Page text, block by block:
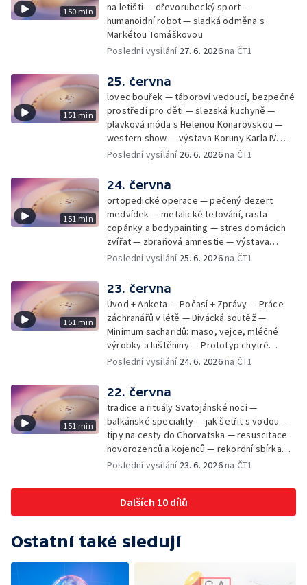
150 min
na letišti — dřevorubecký sport —
humanoidní robot — sladká odměna s
Markétou Tomáškovou
Poslední vysílání 27. 6. 2026na ČT1
151 min
25. června
lovec bouřek — táboroví vedoucí, bezpečné
prostředí pro děti — slezská kuchyně —
plavková móda s Helenou Konarovskou —
western show — výstava Koruny Karla IV. —
mladý lezecký fenomén Josef Šindel
Poslední vysílání 26. 6. 2026na ČT1
151 min
24. června
ortopedické operace — pečený dezert
medvídek — metalické tetování, rasta
copánky a bodypainting — stres domácích
zvířat — zbraňová amnestie — výstava
mikrofotografií rostlin — fenomenální
Poslední vysílání 25. 6. 2026na ČT1
151 min
23. června
Úvod + Anketa — Počasí + Zprávy — Práce
záchranářů v létě — Divácká soutěž —
Minimum sacharidů: maso, vejce, mléčné
výrobky a luštěniny — Prototyp chytré
vložky do bot pro běžce — Anketa +
záchranářů v létě — Divácká soutěž —
Minimum sacharidů: maso, vejce, mléčné
výrobky a luštěniny — Jak se udržet v
kondici v létě bez posilovny — Prototyp
chytré vložky do bot pro běžce — Anketa +
aktuálně — Škola hrou — Upoutávka na další
vysílání — Počasí + Zprávy — Práce
Minimum sacharidů: maso, vejce, mléčné
výrobky a luštěniny — Mezinárodní folklórní
kondici v létě bez posilovny — Anketa +
Aktuálně — Škola hrou — Počasí — Prototyp
chytré vložky do bot pro běžce — Divácká
soutěž — Kniha veselých říkanek Hrátky se
Poslední vysílání 24. 6. 2026na ČT1
151 min
22. června
tradice a rituály Svatojánské noci —
balkánské speciality — jak šetřit s vodou —
tipy na cesty do Chorvatska — resuscitace
novorozenců a kojenců — rekordní sbírka
velkých modelů aut — výroba šperků se
Poslední vysílání 23. 6. 2026na ČT1
Dalších 10 dílů
Ostatní také sledují